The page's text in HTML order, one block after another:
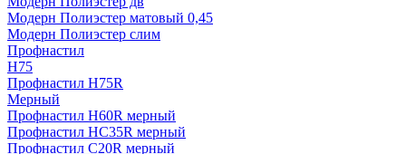
Модерн Полиэстер матовый 0,45
Модерн Полиэстер слим
Профнастил
H75
Профнастил H75R
Мерный
Профнастил H60R мерный
Профнастил HC35R мерный
Профнастил С20R мерный